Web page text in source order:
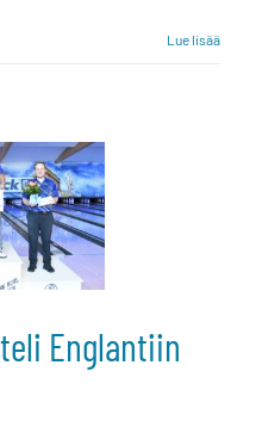
Lue lisää
Englantiin